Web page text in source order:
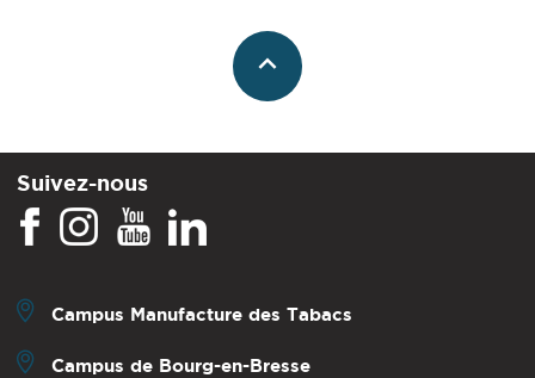
Suivez-nous
Campus Manufacture des Tabacs
Campus de Bourg-en-Bresse